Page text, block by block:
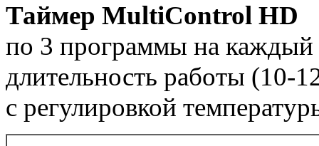
Таймер MultiControl HD
по 3 программы на каждый
длительность работы (10-
с регулировкой